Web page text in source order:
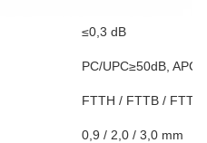
≤0,3 dB
PC/UPC≥50dB,
FTTH / FTTB / FTTx
0,9 / 2,0 / 3,0 mm